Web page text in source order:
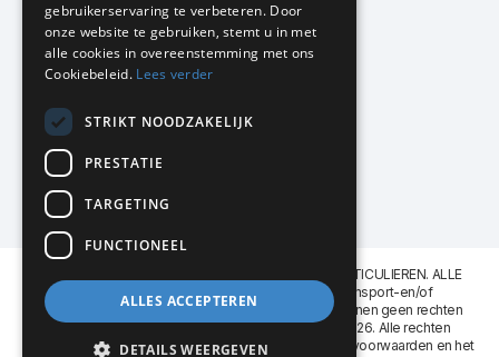
KMP Kantoormeubilair
Airport Business Park
Frankfurtstraat 29-31
1175 RH Lijnden
020-617 01 26
info@kmpkantoormeubilair.nl
Facebook
Instagram
KMP Kantoormeubilair levert aan BEDRIJVEN en PARTICULIEREN. ALLE
GENOEMDE PRIJZEN ZIJN EXCL. 21% B.T.W. Transport-en/of
Montagekosten op aanvraag. Aan deze website kunnen geen rechten
worden ontleend. KMP Kantoormeubilair VOF © 2026. Alle rechten
voorbehouden. Lees voor gebruik graag de
leveringsvoorwaarden en het
gebruikerservaring te verbeteren. Door
onze website te gebruiken, stemt u in met
alle cookies in overeenstemming met ons
Cookiebeleid. Lees verder
STRIKT NOODZAKELIJK
PRESTATIE
TARGETING
FUNCTIONEEL
ALLES ACCEPTEREN
DETAILS WEERGEVEN